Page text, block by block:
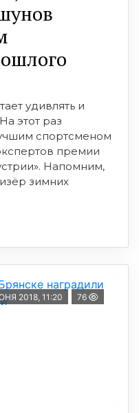
удивлять и
этот раз
спортсменом
премии
Напомним,
зимних
2018, 11:20 76